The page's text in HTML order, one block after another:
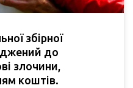
збірної
до
злочини,
коштів.